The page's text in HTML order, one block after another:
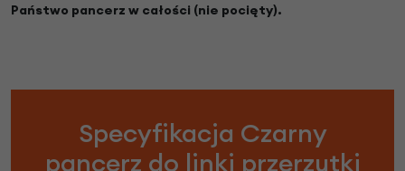
Państwo pancerz w całości (nie pocięty).
Specyfikacja Czarny
pancerz do linki przerzutki